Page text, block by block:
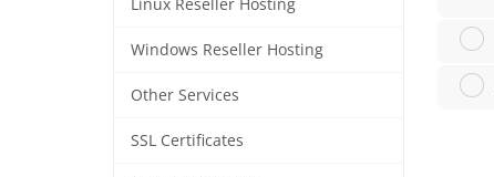
Linux Reseller Hosting
Windows Reseller Hosting
Other Services
SSL Certificates